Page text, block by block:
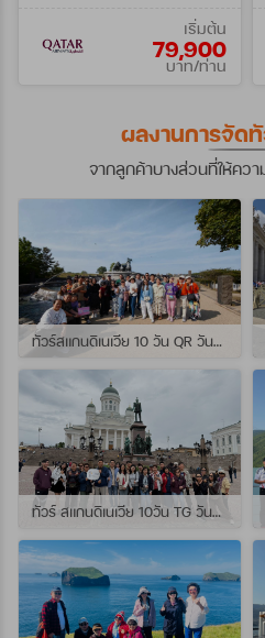
เริ่มต้น
79,900
บาท/ท่าน
ผลงานการจัด
จากลูกค้าบางส่วนที่ให้ควา
ทัวร์สแกนดิเนเวีย 10 วัน QR วันที่ 23 กรกฏาคม - 01 สิงหาคม 2569 เดินทางกับไกด์พี่จุ้ย และ พี่กั้ง
ทัวร์ สแกนดิเนเวีย 10วัน TG วันที่ 24 กรกฏาคม - 02 สิงหาคม 2569 เดินทางกับไกด์พี่ยอร์ช